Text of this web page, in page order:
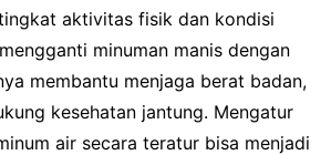
aktivitas fisik dan kondisi
minuman manis dengan
membantu menjaga berat badan,
kesehatan jantung. Mengatur
air secara teratur bisa menjadi